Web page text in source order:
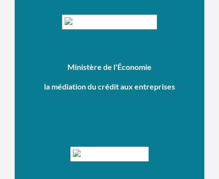
Ministère de l'Économie
la médiation du crédit aux entreprises